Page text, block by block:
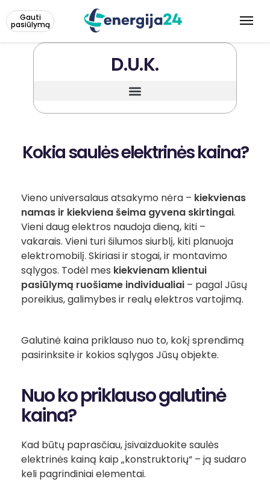
Gauti
pasiūlymą
D.U.K.
Kokia saulės elektrinės kaina?
Vieno universalaus atsakymo nėra – kiekvienas
namas ir kiekviena šeima gyvena skirtingai.
Vieni daug elektros naudoja dieną, kiti –
vakarais. Vieni turi šilumos siurblį, kiti planuoja
elektromobilį. Skiriasi ir stogai, ir montavimo
sąlygos. Todėl mes kiekvienam klientui
pasiūlymą ruošiame individualiai – pagal Jūsų
poreikius, galimybes ir realų elektros vartojimą.
Galutinė kaina priklauso nuo to, kokį sprendimą
pasirinksite ir kokios sąlygos Jūsų objekte.
Nuo ko priklauso galutinė
kaina?
Kad būtų paprasčiau, įsivaizduokite saulės
elektrinės kainą kaip „konstruktorių“ – ją sudaro
keli pagrindiniai elementai.